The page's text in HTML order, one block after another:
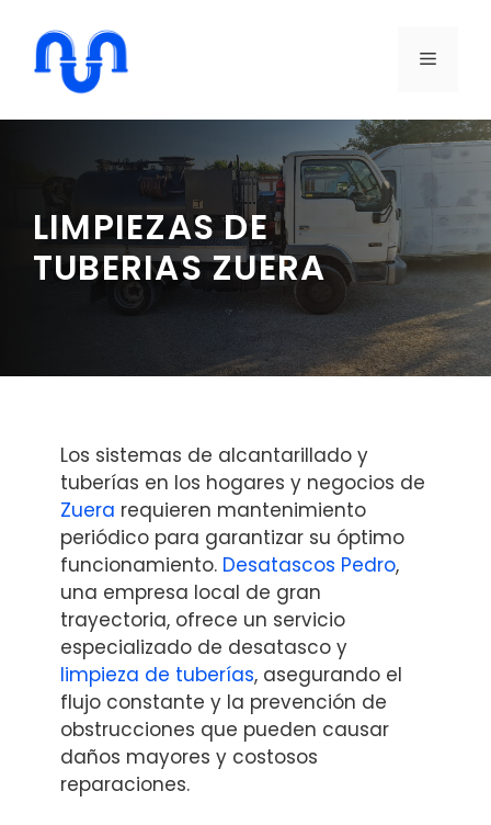
contenido
MENÚ
LIMPIEZAS DE
TUBERIAS ZUERA
Los sistemas de alcantarillado y
tuberías en los hogares y negocios de
Zuera requieren mantenimiento
periódico para garantizar su óptimo
funcionamiento. Desatascos Pedro,
una empresa local de gran
trayectoria, ofrece un servicio
especializado de desatasco y
limpieza de tuberías, asegurando el
flujo constante y la prevención de
obstrucciones que pueden causar
daños mayores y costosos
reparaciones.